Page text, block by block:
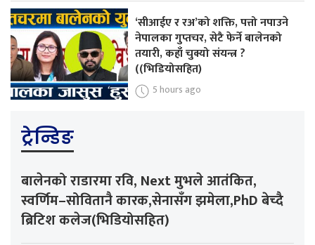
‘सीआईए र रअ’को शक्ति, पत्तो नपाउने
नेपालका गुप्तचर, सेटै फेर्ने बालेनको
तयारी, कहाँ चुक्यो संयन्त्र ?
((भिडियोसहित)
5 hours ago
ट्रेन्डिङ
बालेनको राडारमा रवि, Next मुभले आतंकित,
स्वर्णिम–सोवितानै कारक,सेनासँग झमेला,PhD बेच्दै
ब्रिटिश कलेज(भिडियोसहित)